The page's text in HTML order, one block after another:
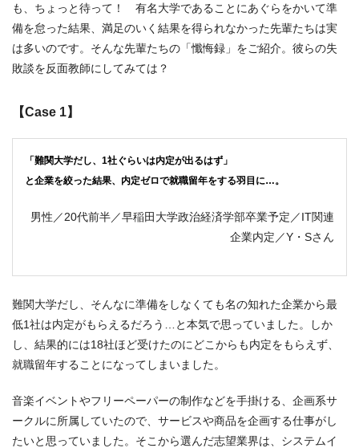
も、ちょっと待って！ 有名大学であることにあぐらをかいて準
備を怠った結果、満足のいく結果を得られなかった先輩たちは実
は多いのです。そんな先輩たちの「懺悔録」をご紹介。彼らの失
敗談を反面教師にしてみては？
【Case 1】
「難関大学だし、1社ぐらいは内定が出るはず」
と企業を絞った結果、内定ゼロで就職留年をする羽目に…。
男性／20代前半／早稲田大学政治経済学部卒業予定／IT関連
企業内定／Y・Sさん
難関大学だし、そんなに準備をしなくても名の知れた企業から最
低1社は内定がもらえるだろう…と本気で思っていました。しか
し、結果的には18社ほど受けたのにどこからも内定をもらえず、
就職留年することになってしまいました。
音楽イベントやフリーペーパーの制作などを手掛ける、企画系サ
ークルに所属していたので、サービスや商品を企画する仕事がし
たいと思っていました。そこから選んだ志望業界は、システムイ